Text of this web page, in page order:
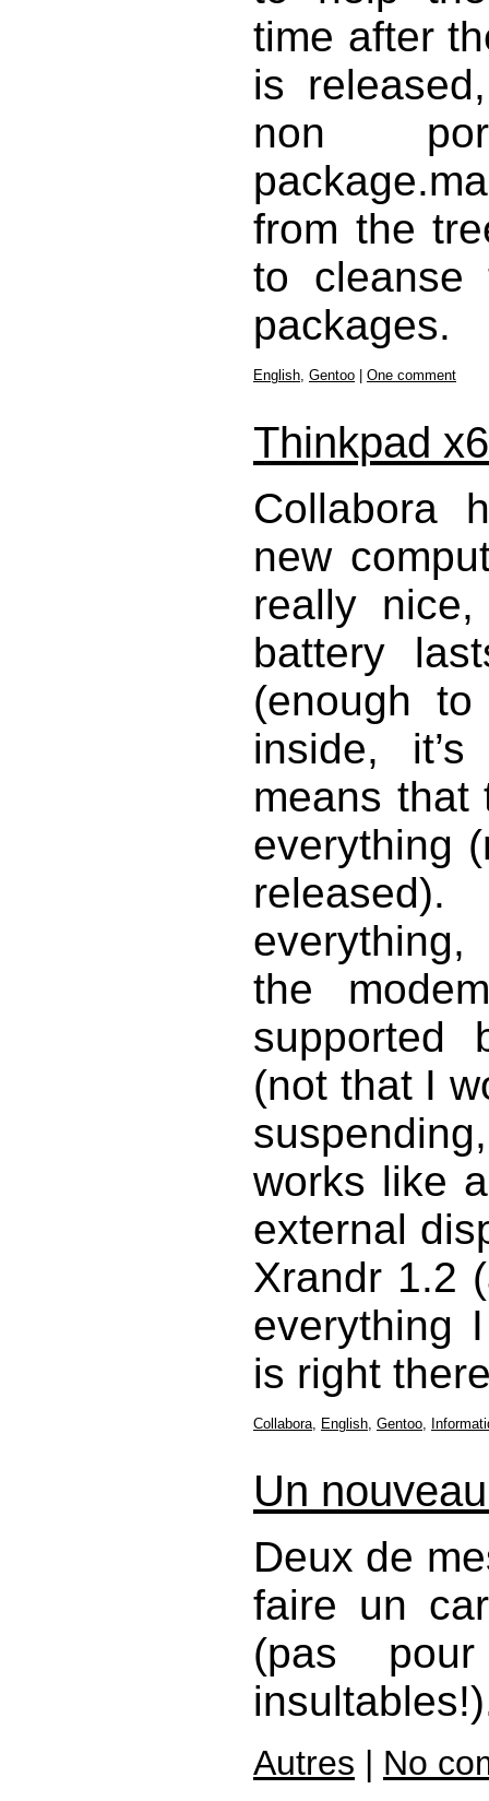
time after
is
non
from the
to cleanse
packages.
English Gentoo One comment
Thinkpad
Collabora
new
really
battery
(enough
inside,
means that
everything
the
supported
(not that I
works like
external
Xrandr 1.2
everything
is right
Collabora English Gentoo
Un
Deux de
faire un
(pas
Autres | No